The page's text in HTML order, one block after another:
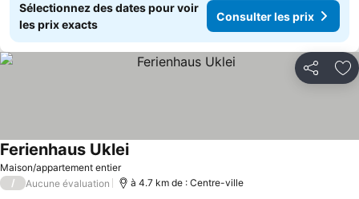
Sélectionnez des dates pour voir
les prix exacts
Consulter les prix
Partager
Maison/appartement entier
Ferienhaus Uklei
/ Aucune évaluation à 4.7 km de : Centre-ville